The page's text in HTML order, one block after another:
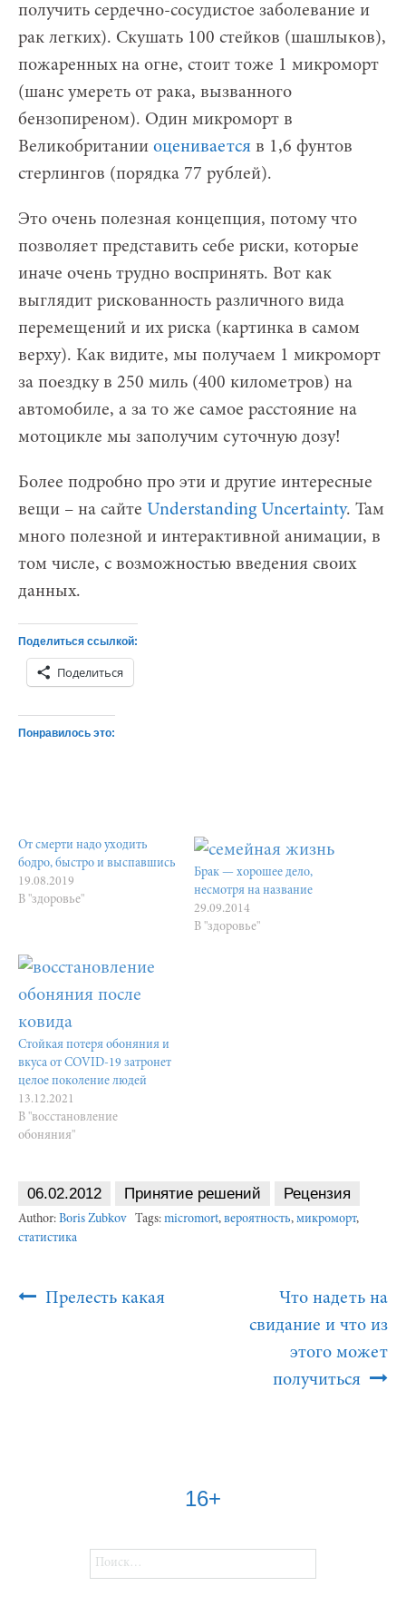
получить сердечно-сосудистое заболевание и
рак легких). Скушать 100 стейков (шашлыков),
пожаренных на огне, стоит тоже 1 микроморт
(шанс умереть от рака, вызванного
бензопиреном). Один микроморт в
Великобритании оценивается в 1,6 фунтов
стерлингов (порядка 77 рублей).
Это очень полезная концепция, потому что
позволяет представить себе риски, которые
иначе очень трудно воспринять. Вот как
выглядит рискованность различного вида
перемещений и их риска (картинка в самом
верху). Как видите, мы получаем 1 микроморт
за поездку в 250 миль (400 километров) на
автомобиле, а за то же самое расстояние на
мотоцикле мы заполучим суточную дозу!
Более подробно про эти и другие интересные
вещи – на сайте Understanding Uncertainty. Там
много полезной и интерактивной анимации, в
том числе, с возможностью введения своих
данных.
Поделиться ссылкой:
Поделиться
Понравилось это:
От смерти надо уходить
бодро, быстро и выспавшись
19.08.2019
В "здоровье"
Брак — хорошее дело,
несмотря на название
29.09.2014
В "здоровье"
Стойкая потеря обоняния и
вкуса от COVID-19 затронет
целое поколение людей
13.12.2021
В "восстановление
обоняния"
06.02.2012 Принятие решений Рецензия
Author: Boris Zubkov Tags: micromort, вероятность, микроморт,
статистика
PostПрелесть какая
Что надеть на
свидание и что из
этого может
получиться
16+
Найти: